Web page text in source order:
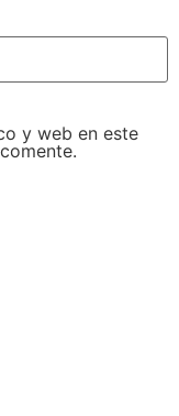
y web en este